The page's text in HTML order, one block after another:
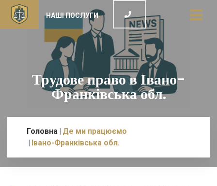
НАШІ ПОСЛУГИ
Трудове право в Івано-
Франківська обл.
Головна Де ми працюємо
Івано-Франківська обл.